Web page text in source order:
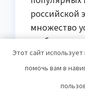
российской
множество
альбомов,
огромной
слушателей.
и
Этот сайт
помочь вам в